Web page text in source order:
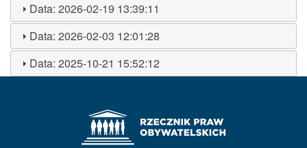
Data:2026-02-19 13:39:11
Data:2026-02-03 12:01:28
Data:2025-10-21 15:52:12